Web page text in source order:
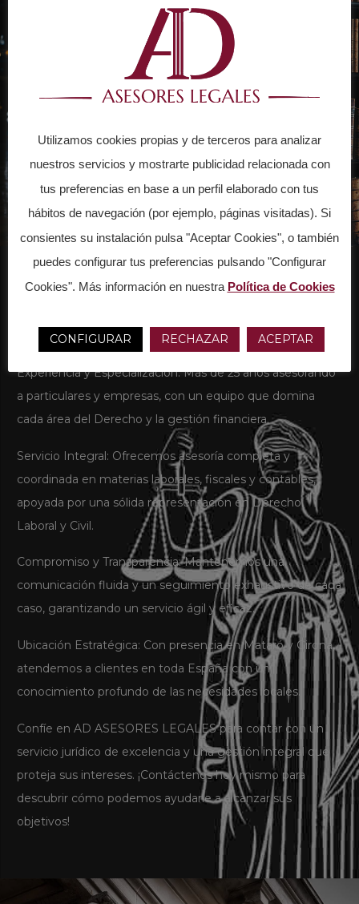
¿Por que elegirnos?
Experiencia y Especialización: Más de 25 años asesorando
a particulares y empresas, con un equipo que domina
cada área del Derecho y la gestión financiera.
Servicio Integral: Ofrecemos asesoría completa y
coordinada en materias laborales, fiscales y contables,
apoyada por una sólida representación en Derecho
Laboral y Civil.
Compromiso y Transparencia: Mantenemos una
comunicación fluida y un seguimiento exhaustivo de cada
caso, garantizando un servicio ágil y eficaz.
Ubicación Estratégica: Con presencia en Mataró y Girona,
atendemos a clientes en toda España con un
conocimiento profundo de las necesidades locales.
Confíe en AD ASESORES LEGALES para contar con un
servicio jurídico de excelencia y una gestión integral que
proteja sus intereses. ¡Contáctenos hoy mismo para
descubrir cómo podemos ayudarle a alcanzar sus
objetivos!
Utilizamos cookies propias y de terceros para analizar
nuestros servicios y mostrarte publicidad relacionada con
tus preferencias en base a un perfil elaborado con tus
hábitos de navegación (por ejemplo, páginas visitadas). Si
consientes su instalación pulsa "Aceptar Cookies", o también
puedes configurar tus preferencias pulsando "Configurar
Cookies". Más información en nuestra Política de Cookies
CONFIGURAR RECHAZAR ACEPTAR